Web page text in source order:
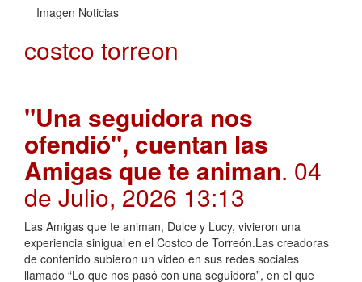
Imagen Noticias
costco torreon
"Una seguidora nos
ofendió", cuentan las
Amigas que te animan. 04
de Julio, 2026 13:13
Las Amigas que te animan, Dulce y Lucy, vivieron una
experiencia sinigual en el Costco de Torreón.Las creadoras
de contenido subieron un video en sus redes sociales
llamado “Lo que nos pasó con una seguidora”, en el que